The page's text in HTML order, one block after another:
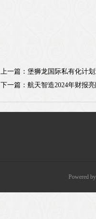
上一篇： 堡狮龙国际私有化计
下一篇： 航天智造2024年财报
Powered